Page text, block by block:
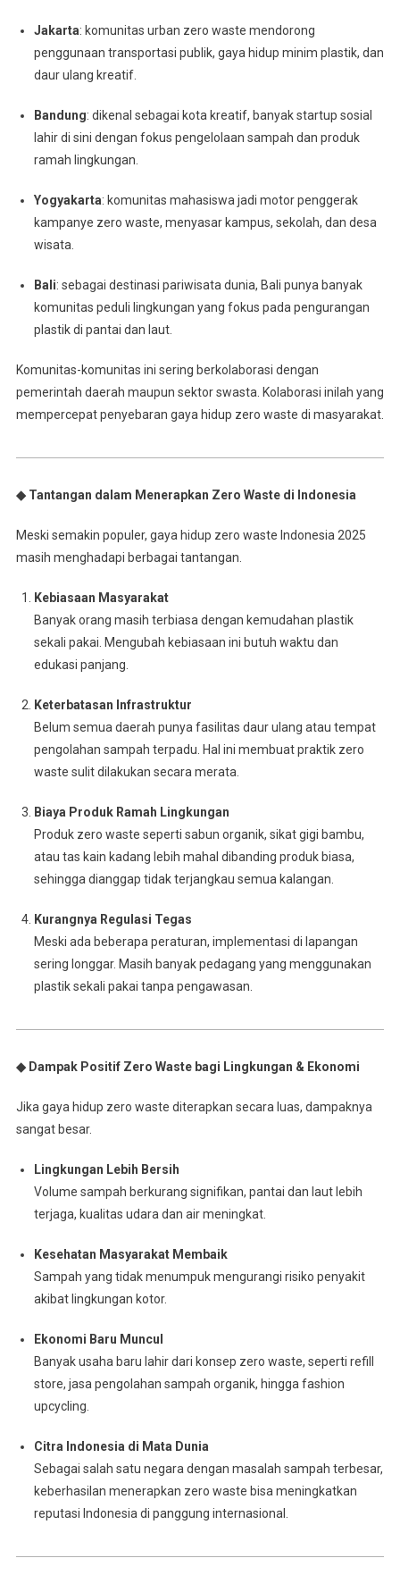
Jakarta: komunitas urban zero waste mendorong
penggunaan transportasi publik, gaya hidup minim plastik, dan
daur ulang kreatif.
Bandung: dikenal sebagai kota kreatif, banyak startup sosial
lahir di sini dengan fokus pengelolaan sampah dan produk
ramah lingkungan.
Yogyakarta: komunitas mahasiswa jadi motor penggerak
kampanye zero waste, menyasar kampus, sekolah, dan desa
wisata.
Bali: sebagai destinasi pariwisata dunia, Bali punya banyak
komunitas peduli lingkungan yang fokus pada pengurangan
plastik di pantai dan laut.
Komunitas-komunitas ini sering berkolaborasi dengan
pemerintah daerah maupun sektor swasta. Kolaborasi inilah yang
mempercepat penyebaran gaya hidup zero waste di masyarakat.
◆ Tantangan dalam Menerapkan Zero Waste di Indonesia
Meski semakin populer, gaya hidup zero waste Indonesia 2025
masih menghadapi berbagai tantangan.
Kebiasaan Masyarakat
Banyak orang masih terbiasa dengan kemudahan plastik
sekali pakai. Mengubah kebiasaan ini butuh waktu dan
edukasi panjang.
Keterbatasan Infrastruktur
Belum semua daerah punya fasilitas daur ulang atau tempat
pengolahan sampah terpadu. Hal ini membuat praktik zero
waste sulit dilakukan secara merata.
Biaya Produk Ramah Lingkungan
Produk zero waste seperti sabun organik, sikat gigi bambu,
atau tas kain kadang lebih mahal dibanding produk biasa,
sehingga dianggap tidak terjangkau semua kalangan.
Kurangnya Regulasi Tegas
Meski ada beberapa peraturan, implementasi di lapangan
sering longgar. Masih banyak pedagang yang menggunakan
plastik sekali pakai tanpa pengawasan.
◆ Dampak Positif Zero Waste bagi Lingkungan & Ekonomi
Jika gaya hidup zero waste diterapkan secara luas, dampaknya
sangat besar.
Lingkungan Lebih Bersih
Volume sampah berkurang signifikan, pantai dan laut lebih
terjaga, kualitas udara dan air meningkat.
Kesehatan Masyarakat Membaik
Sampah yang tidak menumpuk mengurangi risiko penyakit
akibat lingkungan kotor.
Ekonomi Baru Muncul
Banyak usaha baru lahir dari konsep zero waste, seperti refill
store, jasa pengolahan sampah organik, hingga fashion
upcycling.
Citra Indonesia di Mata Dunia
Sebagai salah satu negara dengan masalah sampah terbesar,
keberhasilan menerapkan zero waste bisa meningkatkan
reputasi Indonesia di panggung internasional.